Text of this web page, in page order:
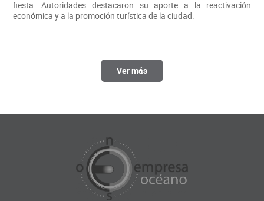
fiesta. Autoridades destacaron su aporte a la reactivación
económica y a la promoción turística de la ciudad.
Ver más